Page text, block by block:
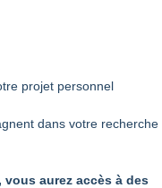
projet personnel
dans votre recherche
vous aurez accès à des